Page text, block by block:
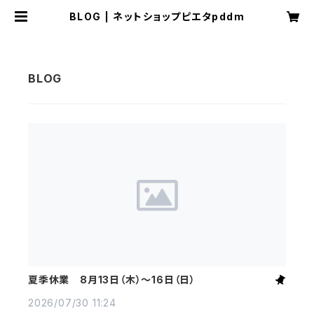
BLOG | ネットショップピエタpddm
夏季休業 8月13日（木）～16日（日）
2026/07/30 11:24